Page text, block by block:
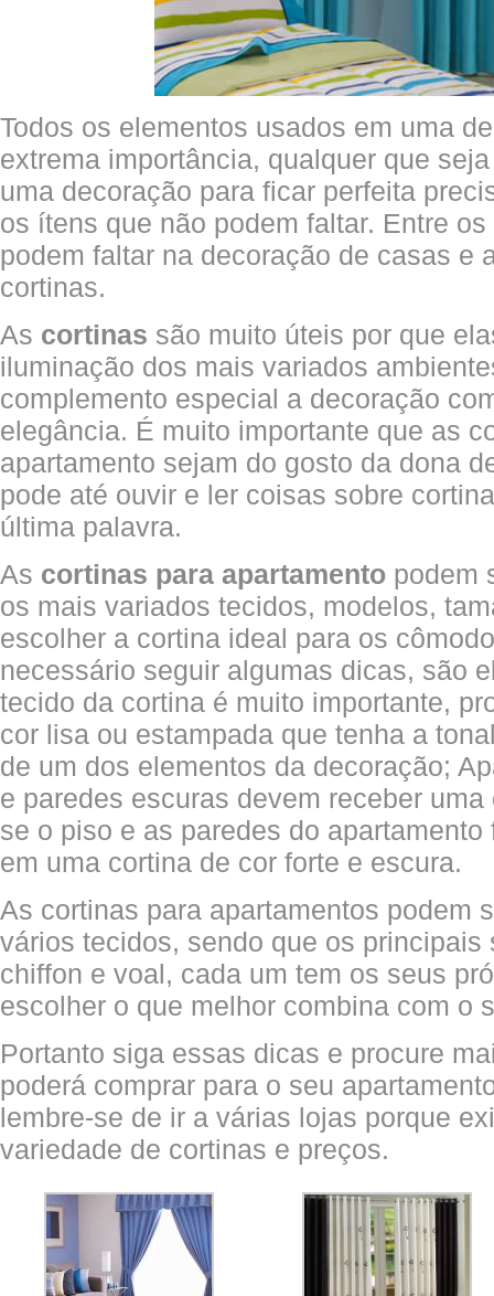
Todos os elementos usados em uma
extrema importância, qualquer que
uma decoração para ficar perfeita
os ítens que não podem faltar. Entre
podem faltar na decoração de casas e
cortinas.
As cortinas são muito úteis por que
iluminação dos mais variados
complemento especial a decoração
elegância. É muito importante que as
apartamento sejam do gosto da dona
pode até ouvir e ler coisas sobre
última palavra.
As cortinas para apartamento podem
os mais variados tecidos, modelos,
escolher a cortina ideal para os
necessário seguir algumas dicas, são
tecido da cortina é muito importante,
cor lisa ou estampada que tenha a
de um dos elementos da decoração;
e paredes escuras devem receber
se o piso e as paredes do
em uma cortina de cor forte e escura.
As cortinas para apartamentos podem
vários tecidos, sendo que os principais
chiffon e voal, cada um tem os seus
escolher o que melhor combina com o
Portanto siga essas dicas e procure
poderá comprar para o seu
lembre-se de ir a várias lojas porque
variedade de cortinas e preços.